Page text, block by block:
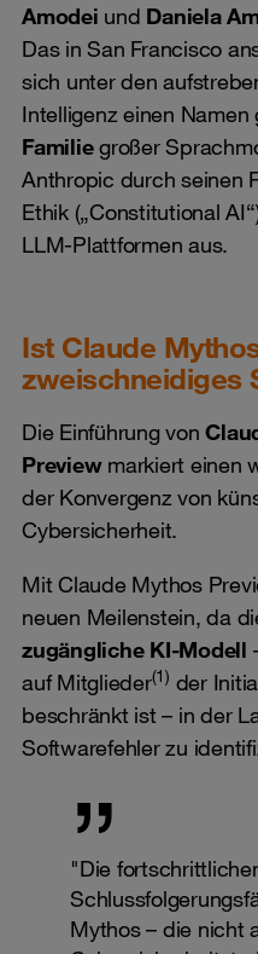
Amodei und Daniela
Das in San Francisco
sich unter den
Intelligenz einen
Familiegroßer
Anthropic durch seinen
Ethik („Constitutional
LLM-Plattformen aus.
Ist Claude
zweischneidiges
Die Einführung von
Previewmarkiert einen
der Konvergenz von
Cybersicherheit.
Mit Claude Mythos
neuen Meilenstein, da
zugängliche KI-Modell
auf Mitglieder(1) der
beschränkt ist – in der
Softwarefehler zu
"Die
Mythos – die nicht